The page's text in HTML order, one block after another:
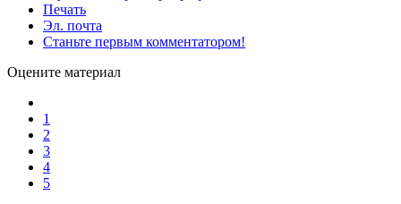
Печать
Эл. почта
Станьте первым комментатором!
Оцените материал
1
2
3
4
5